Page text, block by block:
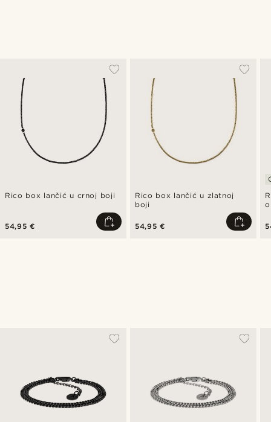
Rico box lančić u crnoj boji
54,95 €
Rico box lančić u zlatnoj
boji
54,95 €